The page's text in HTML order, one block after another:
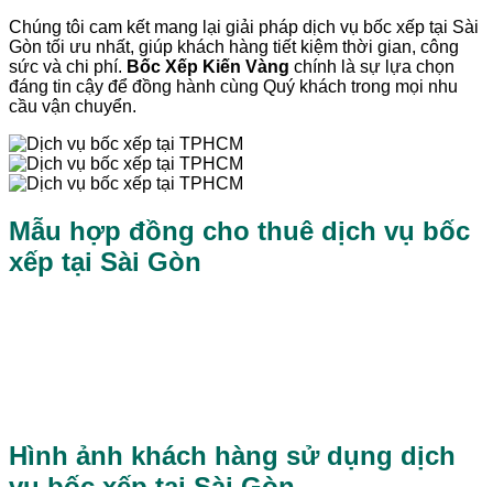
Chúng tôi cam kết mang lại giải pháp dịch vụ bốc xếp tại Sài
Gòn tối ưu nhất, giúp khách hàng tiết kiệm thời gian, công
sức và chi phí. Bốc Xếp Kiến Vàng chính là sự lựa chọn
đáng tin cậy để đồng hành cùng Quý khách trong mọi nhu
cầu vận chuyển.
Mẫu hợp đồng cho thuê dịch vụ bốc
xếp tại Sài Gòn
Hình ảnh khách hàng sử dụng dịch